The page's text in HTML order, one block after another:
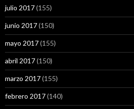
julio 2017(155)
junio 2017(150)
mayo 2017(155)
abril 2017(150)
marzo 2017(155)
febrero 2017(140)